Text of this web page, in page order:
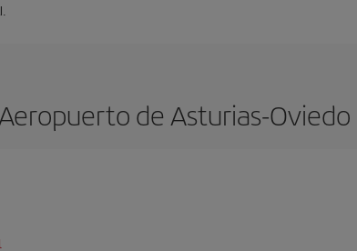
de Asturias-Oviedo